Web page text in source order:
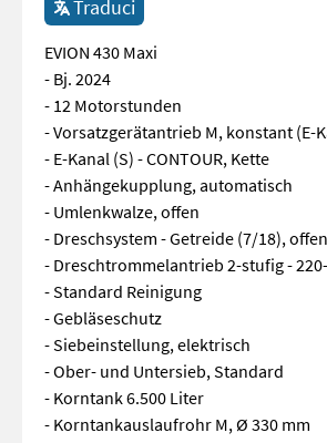
Traduci
EVION 430 Maxi
- Bj. 2024
- 12 Motorstunden
- Vorsatzgerätantrieb M, konstant (E-
- E-Kanal (S) - CONTOUR, Kette
- Anhängekupplung, automatisch
- Umlenkwalze, offen
- Dreschsystem - Getreide (7/18),
- Dreschtrommelantrieb 2-stufig -
- Standard Reinigung
- Gebläseschutz
- Siebeinstellung, elektrisch
- Ober- und Untersieb, Standard
- Korntank 6.500 Liter
- Korntankauslaufrohr M, Ø 330 mm